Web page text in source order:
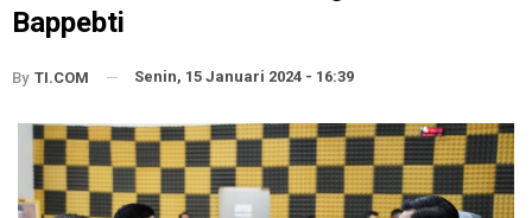
Bappebti
By TI.COM Senin, 15 Januari 2024 - 16:39